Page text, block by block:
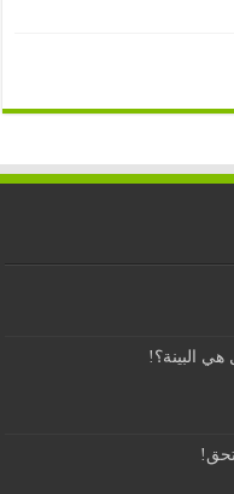
هي البينة؟!